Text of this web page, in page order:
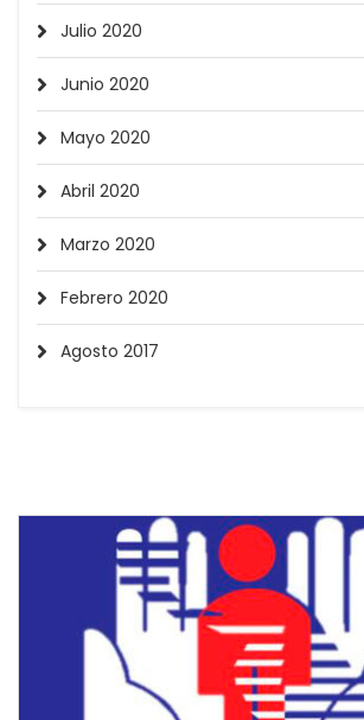
Julio 2020
Junio 2020
Mayo 2020
Abril 2020
Marzo 2020
Febrero 2020
Agosto 2017